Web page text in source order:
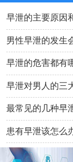
早泄的主要原因
男性早泄的发生
早泄的危害都有
早泄对男人的三
最常见的几种早
患有早泄该怎么